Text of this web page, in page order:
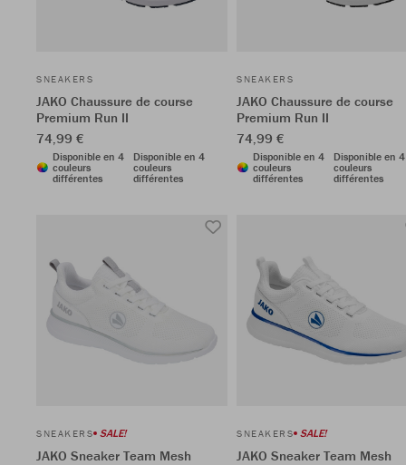
SNEAKERS
JAKO Chaussure de course
Premium Run II
74,99 €
Disponible en 4
couleurs
différentes
Disponible en 4
couleurs
différentes
SNEAKERS
JAKO Chaussure de course
Premium Run II
74,99 €
Disponible en 4
couleurs
différentes
Disponible en 4
couleurs
différentes
SNEAKERS SALE!
JAKO Sneaker Team Mesh
SNEAKERS SALE!
JAKO Sneaker Team Mesh